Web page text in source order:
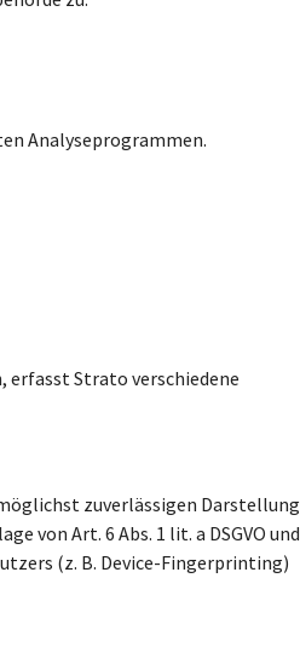
Analyseprogrammen.
erfasst Strato verschiedene
zuverlässigen Darstellung
von Art. 6 Abs. 1 lit. a DSGVO und
(z. B. Device-Fingerprinting)